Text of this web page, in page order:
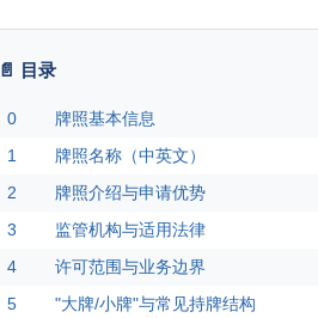
📄 目录
0
牌照基本信息
1
牌照名称（中英文）
2
牌照介绍与申请优势
3
监管机构与适用法律
4
许可范围与业务边界
5
"大牌/小牌"与常见持牌结构